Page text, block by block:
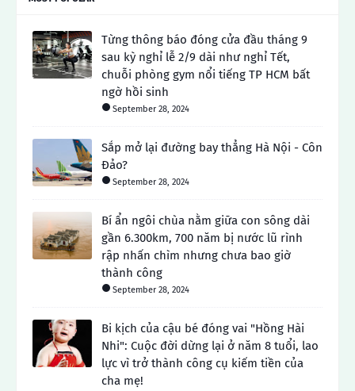
Từng thông báo đóng cửa đầu tháng 9
sau kỳ nghỉ lễ 2/9 dài như nghỉ Tết,
chuỗi phòng gym nổi tiếng TP HCM bất
ngờ hồi sinh
September 28, 2024
Sắp mở lại đường bay thẳng Hà Nội - Côn
Đảo?
September 28, 2024
Bí ẩn ngôi chùa nằm giữa con sông dài
gần 6.300km, 700 năm bị nước lũ rình
rập nhấn chìm nhưng chưa bao giờ
thành công
September 28, 2024
Bi kịch của cậu bé đóng vai "Hồng Hài
Nhi": Cuộc đời dừng lại ở năm 8 tuổi, lao
lực vì trở thành công cụ kiếm tiền của
cha mẹ!